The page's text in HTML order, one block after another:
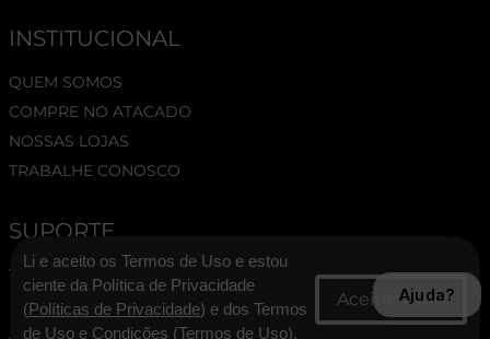
INSTITUCIONAL
QUEM SOMOS
COMPRE NO ATACADO
NOSSAS LOJAS
TRABALHE CONOSCO
SUPORTE
TERMOS E CONDIÇÕES
POLÍTICA DE PRIVACIDADE
ASSESSORIA DE IMPRENSA
Li e aceito os Termos de Uso e estou
ciente da Política de Privacidade
(Políticas de Privacidade) e dos Termos
de Uso e Condições (Termos de Uso).
Ajuda?